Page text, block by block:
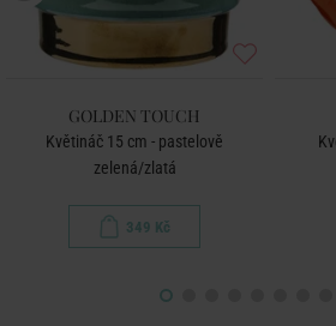
GOLDEN TOUCH
Květináč 15 cm - pastelově
zelená/zlatá
349 Kč